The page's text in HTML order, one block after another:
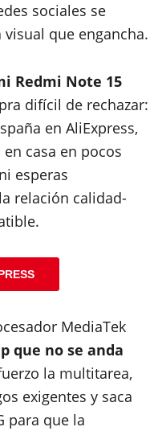
sociales se
que engancha.
Redmi Note 15
difícil de rechazar:
en AliExpress,
casa en pocos
esperas
relación calidad-
MediaTek
que no se anda
la multitarea,
exigentes y saca
para que la